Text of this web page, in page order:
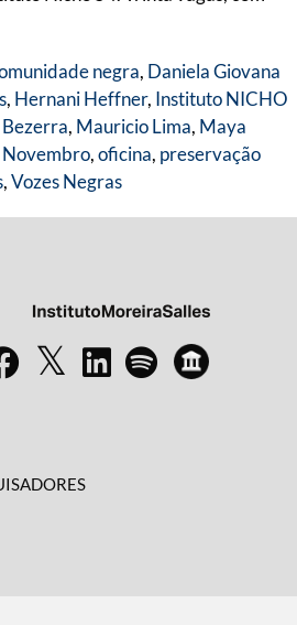
negra, Daniela Giovana
, Hernani Heffner, Instituto NICHO
, Mauricio Lima, Maya
Novembro,oficina, preservação
,Vozes Negras